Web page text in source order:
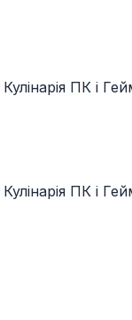
Кулінарія ПК і
Кулінарія ПК і